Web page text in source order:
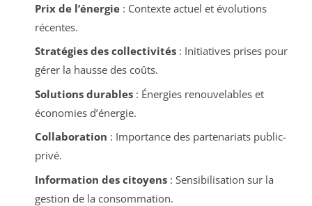
Prix de l’énergie: Contexte actuel et évolutions
récentes.
Stratégies des collectivités: Initiatives prises pour
gérer la hausse des coûts.
Solutions durables: Énergies renouvelables et
économies d’énergie.
Collaboration : Importance des partenariats public-
privé.
Information des citoyens: Sensibilisation sur la
gestion de la consommation.